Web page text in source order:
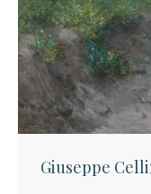
Giuseppe